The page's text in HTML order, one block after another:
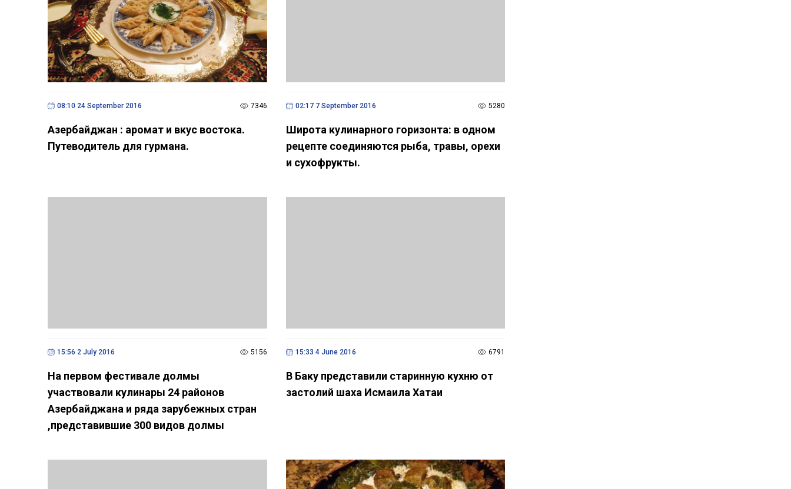
08:10 24 September 2016 7346
Азербайджан : аромат и вкус востока.
Путеводитель для гурмана.
02:17 7 September 2016 5280
Широта кулинарного горизонта: в одном
рецепте соединяются рыба, травы, орехи
и сухофрукты.
15:56 2 July 2016 5156
На первом фестивале долмы
участвовали кулинары 24 районов
Азербайджана и ряда зарубежных стран
,представившие 300 видов долмы
15:33 4 June 2016 6791
В Баку представили старинную кухню от
застолий шаха Исмаила Хатаи